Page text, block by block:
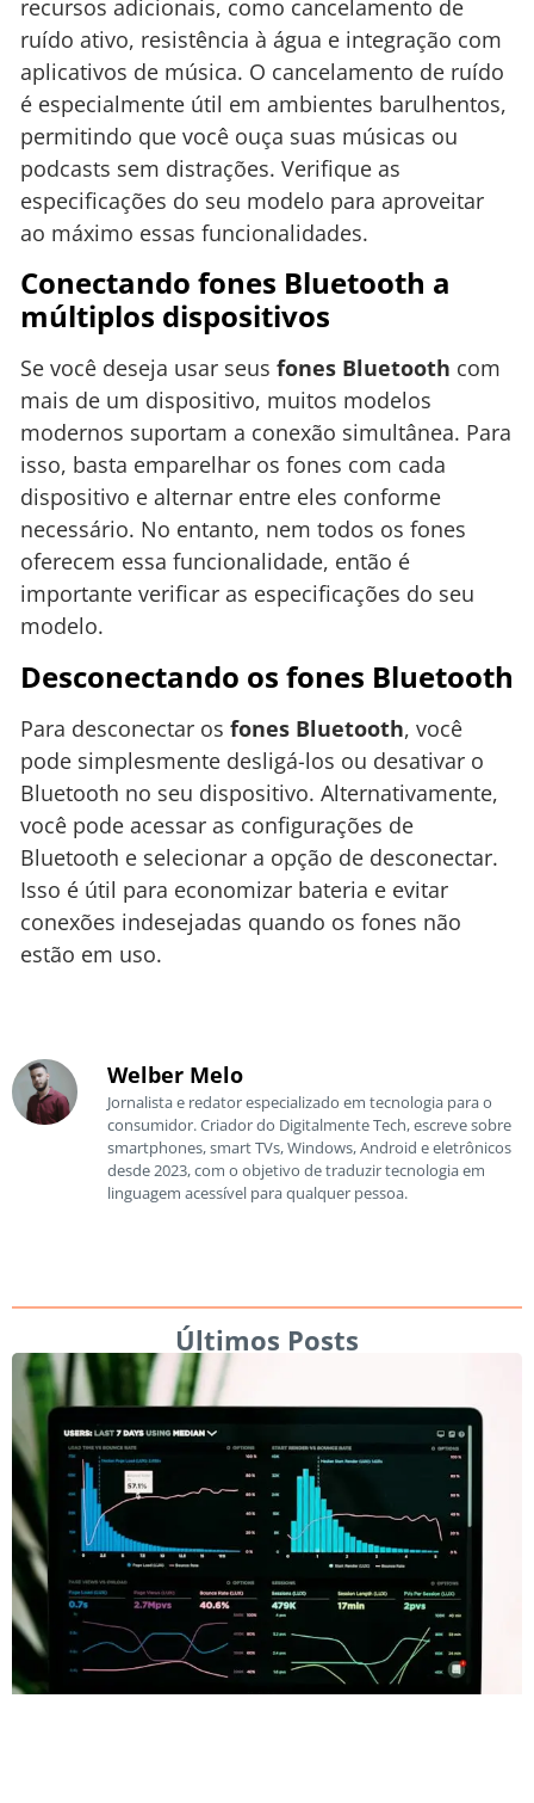
recursos adicionais, como cancelamento de
ruído ativo, resistência à água e integração com
aplicativos de música. O cancelamento de ruído
é especialmente útil em ambientes barulhentos,
permitindo que você ouça suas músicas ou
podcasts sem distrações. Verifique as
especificações do seu modelo para aproveitar
ao máximo essas funcionalidades.
Conectando fones Bluetooth a
múltiplos dispositivos
Se você deseja usar seus fones Bluetooth com
mais de um dispositivo, muitos modelos
modernos suportam a conexão simultânea. Para
isso, basta emparelhar os fones com cada
dispositivo e alternar entre eles conforme
necessário. No entanto, nem todos os fones
oferecem essa funcionalidade, então é
importante verificar as especificações do seu
modelo.
Desconectando os fones Bluetooth
Para desconectar os fones Bluetooth, você
pode simplesmente desligá-los ou desativar o
Bluetooth no seu dispositivo. Alternativamente,
você pode acessar as configurações de
Bluetooth e selecionar a opção de desconectar.
Isso é útil para economizar bateria e evitar
conexões indesejadas quando os fones não
estão em uso.
Welber Melo
Jornalista e redator especializado em tecnologia para o
consumidor. Criador do Digitalmente Tech, escreve sobre
smartphones, smart TVs, Windows, Android e eletrônicos
desde 2023, com o objetivo de traduzir tecnologia em
linguagem acessível para qualquer pessoa.
Últimos Posts